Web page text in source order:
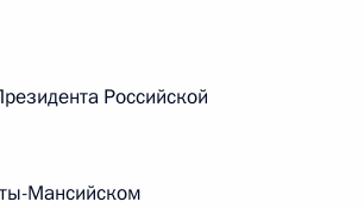
Российской
Мансийском